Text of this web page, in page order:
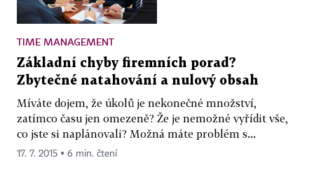
TIME MANAGEMENT
Základní chyby firemních porad?
Zbytečné natahování a nulový obsah
Míváte dojem, že úkolů je nekonečné množství,
zatímco času jen omezeně? Že je nemožné vyřídit vše,
co jste si naplánovali? Možná máte problém s...
17. 7. 2015 ▪ 6 min. čtení